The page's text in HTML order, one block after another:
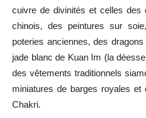
cuivre de divinités et celles des
chinois, des peintures sur
poteries anciennes, des
jade blanc de Kuan Im (la
des vêtements traditionnels
miniatures de barges royales
Chakri.